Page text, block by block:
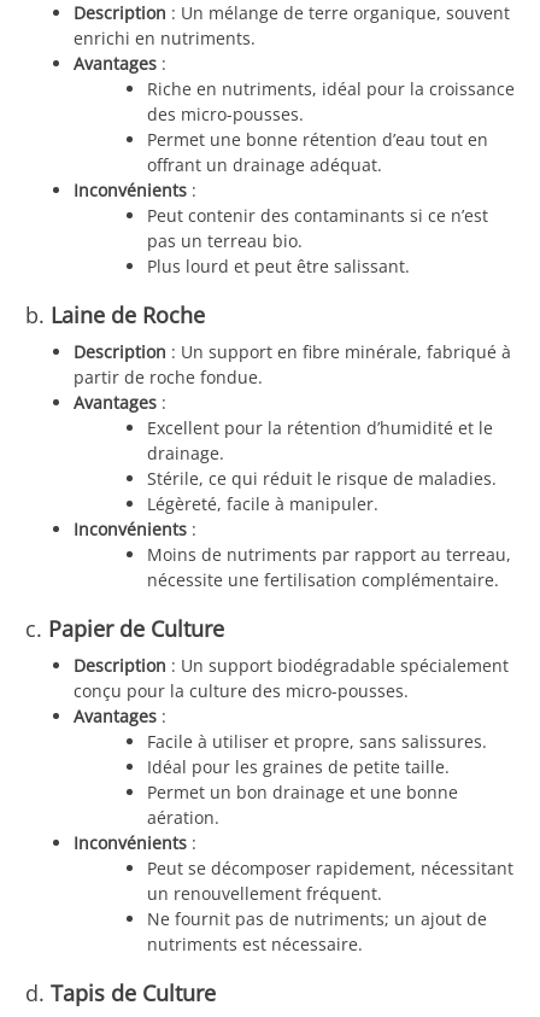
Description : Un mélange de terre organique, souvent
enrichi en nutriments.
Avantages :
Riche en nutriments, idéal pour la croissance
des micro-pousses.
Permet une bonne rétention d’eau tout en
offrant un drainage adéquat.
Inconvénients :
Peut contenir des contaminants si ce n’est
pas un terreau bio.
Plus lourd et peut être salissant.
b. Laine de Roche
Description : Un support en fibre minérale, fabriqué à
partir de roche fondue.
Avantages :
Excellent pour la rétention d’humidité et le
drainage.
Stérile, ce qui réduit le risque de maladies.
Légèreté, facile à manipuler.
Inconvénients :
Moins de nutriments par rapport au terreau,
nécessite une fertilisation complémentaire.
c. Papier de Culture
Description : Un support biodégradable spécialement
conçu pour la culture des micro-pousses.
Avantages :
Facile à utiliser et propre, sans salissures.
Idéal pour les graines de petite taille.
Permet un bon drainage et une bonne
aération.
Inconvénients :
Peut se décomposer rapidement, nécessitant
un renouvellement fréquent.
Ne fournit pas de nutriments; un ajout de
nutriments est nécessaire.
d. Tapis de Culture